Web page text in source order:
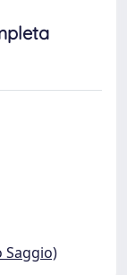
Saggio)